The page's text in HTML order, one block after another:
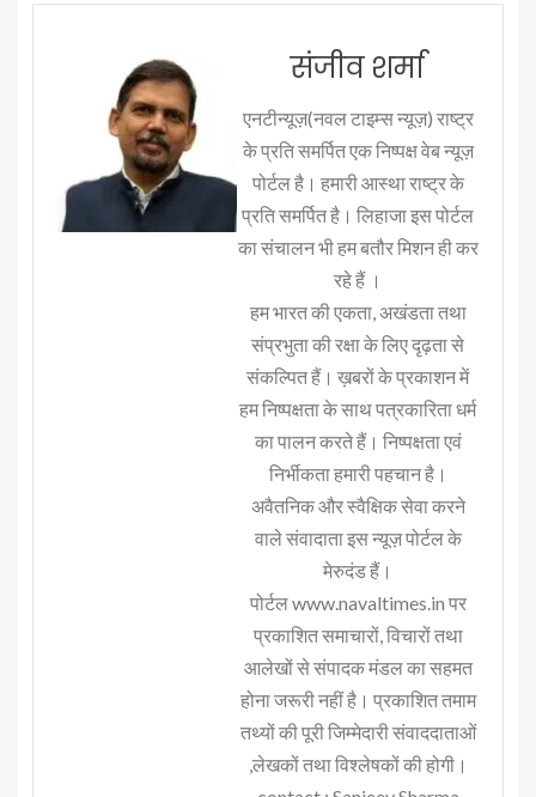
संजीव शर्मा
एनटीन्यूज़(नवल टाइम्स न्यूज़) राष्ट्र
के प्रति समर्पित एक निष्पक्ष वेब न्यूज़
पोर्टल है। हमारी आस्था राष्ट्र के
प्रति समर्पित है। लिहाजा इस पोर्टल
का संचालन भी हम बतौर मिशन ही कर
रहे हैं ।
हम भारत की एकता, अखंडता तथा
संप्रभुता की रक्षा के लिए दृढ़ता से
संकल्पित हैं। ख़बरों के प्रकाशन में
हम निष्पक्षता के साथ पत्रकारिता धर्म
का पालन करते हैं। निष्पक्षता एवं
निर्भीकता हमारी पहचान है।
अवैतनिक और स्वैक्षिक सेवा करने
वाले संवादाता इस न्यूज़ पोर्टल के
मेरुदंड हैं।
पोर्टल www.navaltimes.in पर
प्रकाशित समाचारों, विचारों तथा
आलेखों से संपादक मंडल का सहमत
होना जरूरी नहीं है। प्रकाशित तमाम
तथ्यों की पूरी जिम्मेदारी संवाददाताओं
,लेखकों तथा विश्लेषकों की होगी।